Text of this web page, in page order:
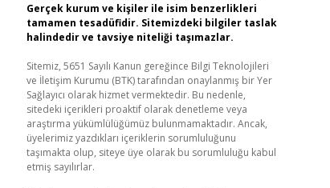
Gerçek kurum ve kişiler ile isim benzerlikleri
tamamen tesadüfidir. Sitemizdeki bilgiler taslak
halindedir ve tavsiye niteliği taşımazlar.
Sitemiz, 5651 Sayılı Kanun gereğince Bilgi Teknolojileri
ve İletişim Kurumu (BTK) tarafından onaylanmış bir Yer
Sağlayıcı olarak hizmet vermektedir. Bu nedenle,
sitedeki içerikleri proaktif olarak denetleme veya
araştırma yükümlülüğümüz bulunmamaktadır. Ancak,
üyelerimiz yazdıkları içeriklerin sorumluluğunu
taşımakta olup, siteye üye olarak bu sorumluluğu kabul
etmiş sayılırlar.